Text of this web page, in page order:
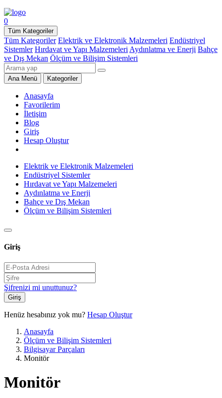
0
Tüm Kategoriler
Tüm Kategoriler Elektrik ve Elektronik Malzemeleri Endüstriyel
Sistemler Hırdavat ve Yapı Malzemeleri Aydınlatma ve Enerji Bahçe
ve Dış Mekan Ölçüm ve Bilişim Sistemleri
Ana Menü Kategoriler
Anasayfa
Favorilerim
İletişim
Blog
Giriş
Hesap Oluştur
Elektrik ve Elektronik Malzemeleri
Endüstriyel Sistemler
Hırdavat ve Yapı Malzemeleri
Aydınlatma ve Enerji
Bahçe ve Dış Mekan
Ölçüm ve Bilişim Sistemleri
Giriş
Şifrenizi mi unuttunuz?
Giriş
Henüz hesabınız yok mu? Hesap Oluştur
Anasayfa
Ölçüm ve Bilişim Sistemleri
Bilgisayar Parçaları
Monitör
Monitör